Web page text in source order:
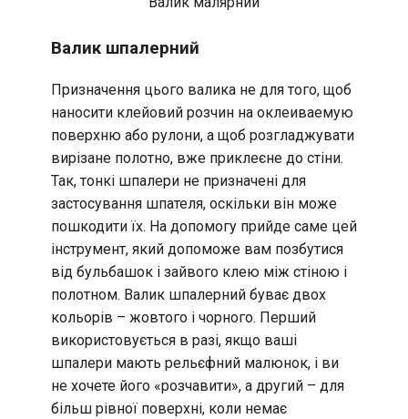
Валик шпалерний
Призначення цього валика не для того, щоб
наносити клейовий розчин на оклеиваемую
поверхню або рулони, а щоб розгладжувати
вирізане полотно, вже приклеєне до стіни.
Так, тонкі шпалери не призначені для
застосування шпателя, оскільки він може
пошкодити їх. На допомогу прийде саме цей
інструмент, який допоможе вам позбутися
від бульбашок і зайвого клею між стіною і
полотном. Валик шпалерний буває двох
кольорів – жовтого і чорного. Перший
використовується в разі, якщо ваші
шпалери мають рельєфний малюнок, і ви
не хочете його «розчавити», а другий – для
більш рівної поверхні, коли немає